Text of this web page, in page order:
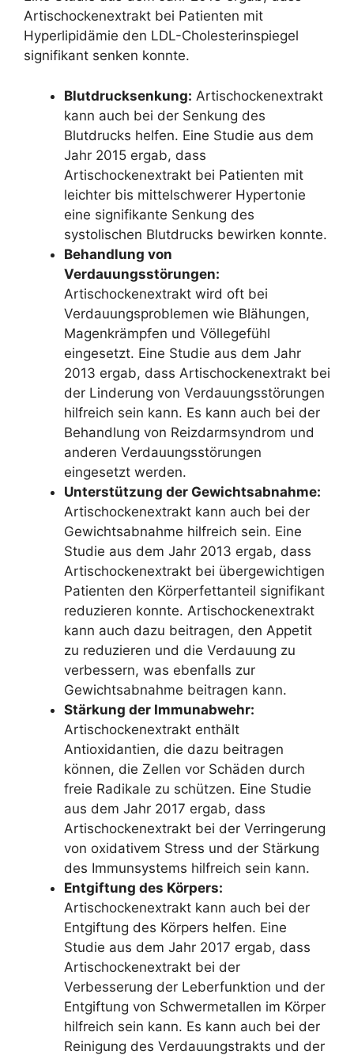
Artischockenextrakt bei Patienten mit
Hyperlipidämie den LDL-Cholesterinspiegel
signifikant senken konnte.
Blutdrucksenkung: Artischockenextrakt
kann auch bei der Senkung des
Blutdrucks helfen. Eine Studie aus dem
Jahr 2015 ergab, dass
Artischockenextrakt bei Patienten mit
leichter bis mittelschwerer Hypertonie
eine signifikante Senkung des
systolischen Blutdrucks bewirken konnte.
Behandlung von
Verdauungsstörungen:
Artischockenextrakt wird oft bei
Verdauungsproblemen wie Blähungen,
Magenkrämpfen und Völlegefühl
eingesetzt. Eine Studie aus dem Jahr
2013 ergab, dass Artischockenextrakt bei
der Linderung von Verdauungsstörungen
hilfreich sein kann. Es kann auch bei der
Behandlung von Reizdarmsyndrom und
anderen Verdauungsstörungen
eingesetzt werden.
Unterstützung der Gewichtsabnahme:
Artischockenextrakt kann auch bei der
Gewichtsabnahme hilfreich sein. Eine
Studie aus dem Jahr 2013 ergab, dass
Artischockenextrakt bei übergewichtigen
Patienten den Körperfettanteil signifikant
reduzieren konnte. Artischockenextrakt
kann auch dazu beitragen, den Appetit
zu reduzieren und die Verdauung zu
verbessern, was ebenfalls zur
Gewichtsabnahme beitragen kann.
Stärkung der Immunabwehr:
Artischockenextrakt enthält
Antioxidantien, die dazu beitragen
können, die Zellen vor Schäden durch
freie Radikale zu schützen. Eine Studie
aus dem Jahr 2017 ergab, dass
Artischockenextrakt bei der Verringerung
von oxidativem Stress und der Stärkung
des Immunsystems hilfreich sein kann.
Entgiftung des Körpers:
Artischockenextrakt kann auch bei der
Entgiftung des Körpers helfen. Eine
Studie aus dem Jahr 2017 ergab, dass
Artischockenextrakt bei der
Verbesserung der Leberfunktion und der
Entgiftung von Schwermetallen im Körper
hilfreich sein kann. Es kann auch bei der
Reinigung des Verdauungstrakts und der